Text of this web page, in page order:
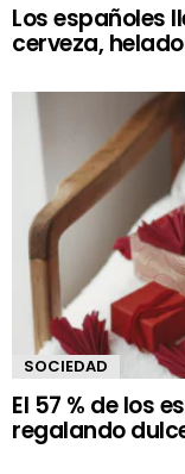
Los españoles
cerveza,
SOCIEDAD
El 57 % de los
regalando